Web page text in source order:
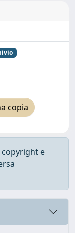
copia
copyright e